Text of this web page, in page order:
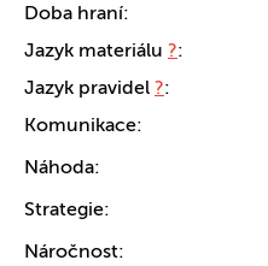
Doba hraní:
Jazyk materiálu ?:
Jazyk pravidel ?:
Komunikace:
Náhoda:
Strategie:
Náročnost: